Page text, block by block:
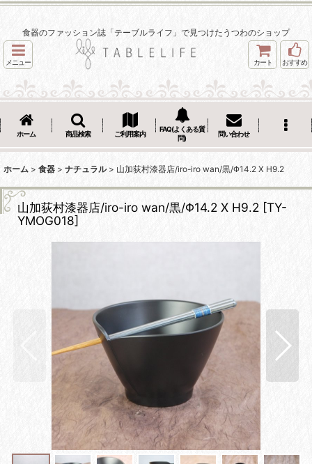
食器のファッション誌「テーブルライフ」で見つけたうつわのショップ
メニュー カート おすすめ
ホーム 商品検索 ご利用案内
FAQ(よくある質
問)
問い合わせ
ホーム > 食器 > ナチュラル > 山加荻村漆器店/iro-iro wan/黒/Φ14.2 X H9.2
山加荻村漆器店/iro-iro wan/黒/Φ14.2 X H9.2 [TY-
YMOG018]